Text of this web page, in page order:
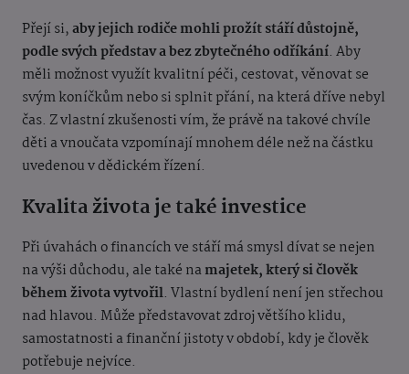
Přejí si,aby jejich rodiče mohli prožít stáří důstojně,
podle svých představ a bez zbytečného odříkání. Aby
měli možnost využít kvalitní péči, cestovat, věnovat se
svým koníčkům nebo si splnit přání, na která dříve nebyl
čas. Z vlastní zkušenosti vím, že právě na takové chvíle
děti a vnoučata vzpomínají mnohem déle než na částku
uvedenou v dědickém řízení.
Kvalita života je také investice
Při úvahách o financích ve stáří má smysl dívat se nejen
na výši důchodu, ale také namajetek, který si člověk
během života vytvořil. Vlastní bydlení není jen střechou
nad hlavou. Může představovat zdroj většího klidu,
samostatnosti a finanční jistoty v období, kdy je člověk
potřebuje nejvíce.